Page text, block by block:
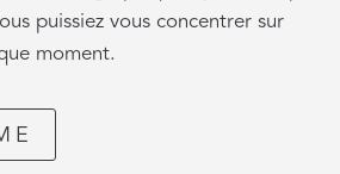
puissiez vous concentrer sur
moment.